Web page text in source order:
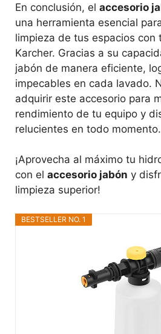
En conclusión, el accesorio
una herramienta esencial
limpieza de tus espacios con
Karcher. Gracias a su
jabón de manera eficiente,
impecables en cada lavado.
adquirir este accesorio para
rendimiento de tu equipo y
relucientes en todo momento.
¡Aprovecha al máximo tu
con el accesorio jabón y
limpieza superior!
BESTSELLER NO. 1